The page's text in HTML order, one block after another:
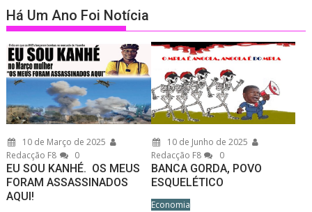
Há Um Ano Foi Notícia
10 de Março de 2025
Redacção F8
0
EU SOU KANHÉ. OS MEUS
FORAM ASSASSINADOS
AQUI!
10 de Junho de 2025
Redacção F8
0
BANCA GORDA, POVO
ESQUELÉTICO
Economia